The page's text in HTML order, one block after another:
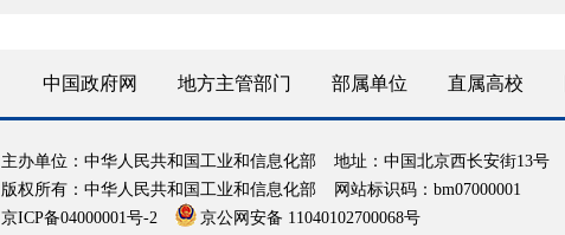
中国政府网 地方主管部门 部属单位 直属高校
主办单位：中华人民共和国工业和信息化部 地址：中国北京西长安街13号
版权所有：中华人民共和国工业和信息化部
网站标识码：bm07000001
京ICP备04000001号-2
京公网安备 11040102700068号